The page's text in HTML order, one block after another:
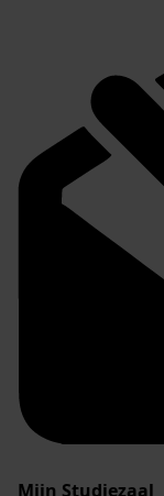
Mijn Studiezaal